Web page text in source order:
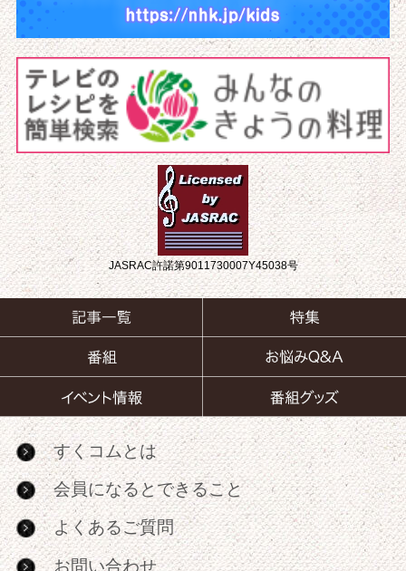
JASRAC許諾第9011730007Y45038号
すくコムとは
会員になるとできること
よくあるご質問
お問い合わせ